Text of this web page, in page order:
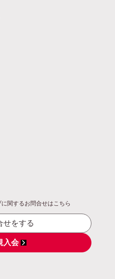
関するお問合せはこちら
せをする
入会